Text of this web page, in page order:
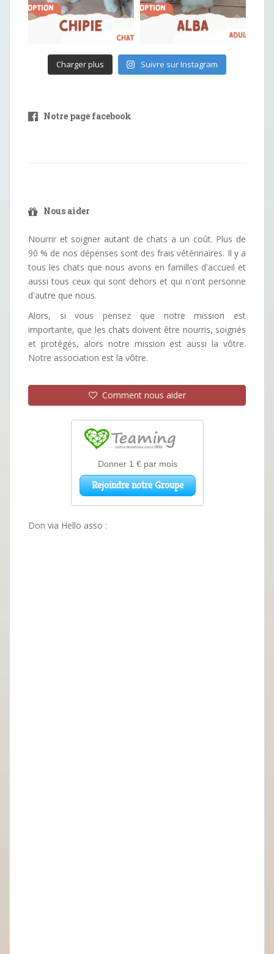
Charger plus Suivre sur Instagram
Notre page facebook
Nous aider
Nourrir et soigner autant de chats a un coût. Plus de
90 % de nos dépenses sont des frais vétérinaires. Il y a
tous les chats que nous avons en familles d'accueil et
aussi tous ceux qui sont dehors et qui n'ont personne
d'autre que nous.
Alors, si vous pensez que notre mission est
importante, que les chats doivent être nourris, soignés
et protégés, alors notre mission est aussi la vôtre.
Notre association est la vôtre.
Comment nous aider
Don via Hello asso :